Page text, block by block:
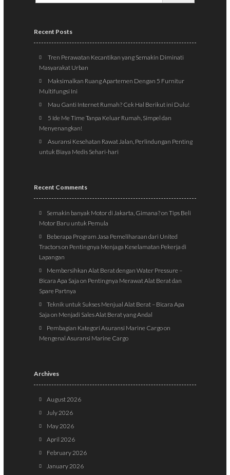
Recent Posts
Tren Perawatan Kecantikan yang Semakin Diminati
Masyarakat Urban
Maksimalkan Ruang Apartemen Dengan 5 Furnitur
Multifungsi Ini
Mau Ganti Internet Rumah? Cek Hal Berikut ini Dulu!
5 Ide Me Time Tanpa Keluar Rumah, Simpel dan
Menyenangkan!
Asuransi Kesehatan Rawat Jalan, Perlindungan Penting
untuk Biaya Medis Sehari-hari
Recent Comments
Semakin banyak Motor di Jakarta, Gimana?onTips Beli
Motor Baru untuk Pemula
Beberapa Program Jasa Pemeliharaan dari United
Tractorson Pentingnya Menjaga Keselamatan Pekerja di
Lapangan
Membersihkan Alat Berat dengan Water Pressure –
Bicara Apa Saja on Pentingnya Merawat Alat Berat dan
Spare Partnya
Teknik untuk Sukses Menjual Alat Berat – Bicara Apa
Saja on Menjadi Sales Alat Berat yang Andal
Pembagian Kategori Asuransi Marine Cargoon
Mengenal Asuransi Marine Cargo
Archives
August 2026
July 2026
May 2026
April 2026
February 2026
January 2026